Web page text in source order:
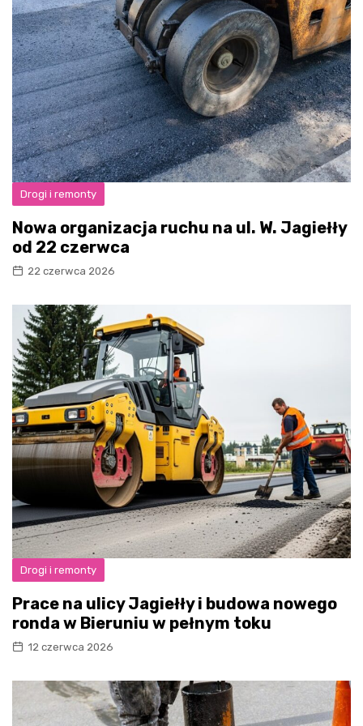
Drogi i remonty
Nowa organizacja ruchu na ul. W. Jagiełły
od 22 czerwca
22 czerwca 2026
Drogi i remonty
Prace na ulicy Jagiełły i budowa nowego
ronda w Bieruniu w pełnym toku
12 czerwca 2026